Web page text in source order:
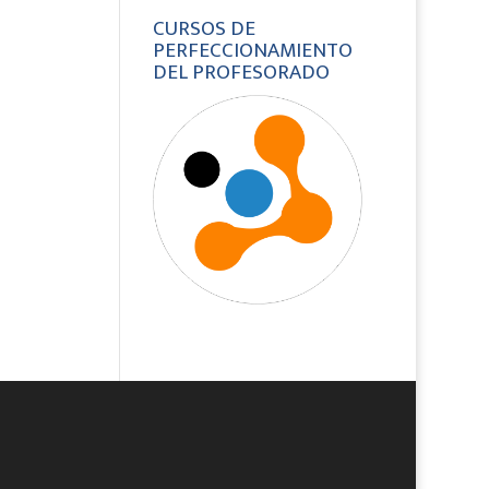
CURSOS DE
PERFECCIONAMIENTO
DEL PROFESORADO